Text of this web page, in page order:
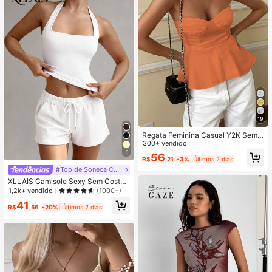
5
#Top de Soneca Cami Suave
XLLAIS Camisole Sexy Sem Costa
s, Regata Casual Slim Fit de Verão c
om Decote Quadrado Elástico e Fas
hionable para Mulheres na Cor Bran
1,2k+ vendido (1000+)
R$41 ,56 -20% Últimos 2 dias
19
Regata Feminina Casual Y2K Sem
Mangas com Babado e Amarração
Frontal, Ajuste Slim, Elegante Minim
alista Francês, Cropped, Adequada
rimavera Verão Outono
300+ vendido
R$56 ,21 -3% Últimos 2 dias